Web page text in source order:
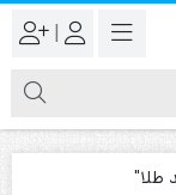
|
طلا"